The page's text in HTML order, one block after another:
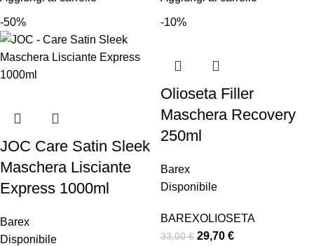
-50%
JOC Care Satin Sleek
Maschera Lisciante
Express 1000ml
Barex
Disponibile
-10%
Olioseta Filler
Maschera Recovery
250ml
Barex
Disponibile
BAREXOLIOSETA
33,00€ 29,70 €